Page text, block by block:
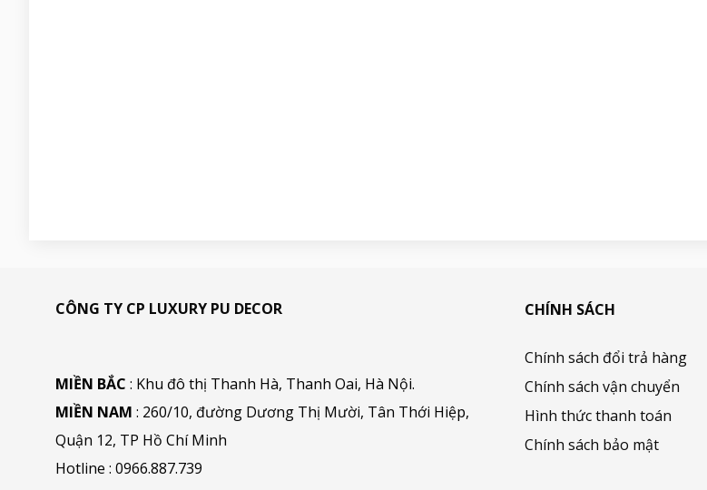
CÔNG TY CP LUXURY PU DECOR
MIỀN BẮC : Khu đô thị Thanh Hà, Thanh Oai, Hà Nội.
MIỀN NAM : 260/10, đường Dương Thị Mười, Tân Thới Hiệp,
Quận 12, TP Hồ Chí Minh
Hotline : 0966.887.739
CHÍNH SÁCH
Chính sách đổi trả hàng
Chính sách vận chuyển
Hình thức thanh toán
Chính sách bảo mật